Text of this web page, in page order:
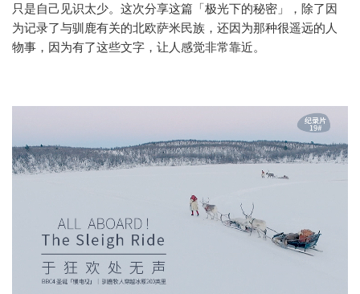
只是自己见识太少。这次分享这篇「极光下的秘密」，除了因
为记录了与驯鹿有关的北欧萨米民族，还因为那种很遥远的人
物事，因为有了这些文字，让人感觉非常靠近。